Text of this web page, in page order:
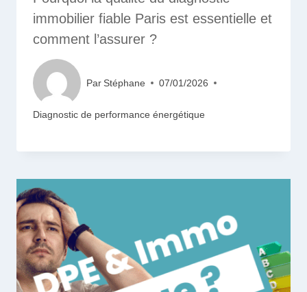
immobilier fiable Paris est essentielle et
comment l’assurer ?
Par Stéphane 07/01/2026
Diagnostic de performance énergétique